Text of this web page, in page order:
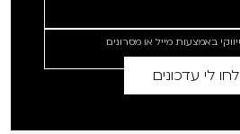
באמצעות מייל או מסרונים